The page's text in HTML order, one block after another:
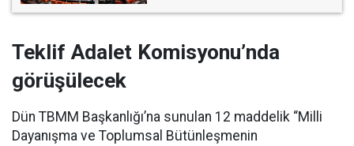
Teklif Adalet Komisyonu’nda
görüşülecek
Dün TBMM Başkanlığı’na sunulan 12 maddelik “Milli
Dayanışma ve Toplumsal Bütünleşmenin